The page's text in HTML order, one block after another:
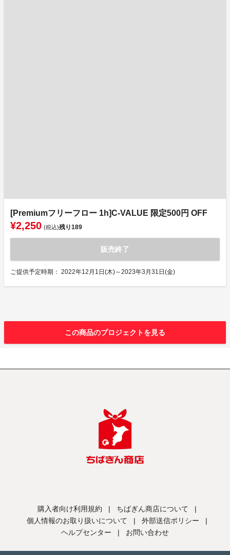
[Premiumフリーフロー 1h]C-VALUE 限定500円 OFF
¥2,250 (税込)残り189
販売終了
ご提供予定時期： 2022年12月1日(木)～2023年3月31日(金)
この商品のプロジェクトを見る
購入者向け利用規約 | ちばぎん商店について
|
個人情報のお取り扱いについて
| 外部送信ポリシー
|
ヘルプセンター
| お問い合わせ